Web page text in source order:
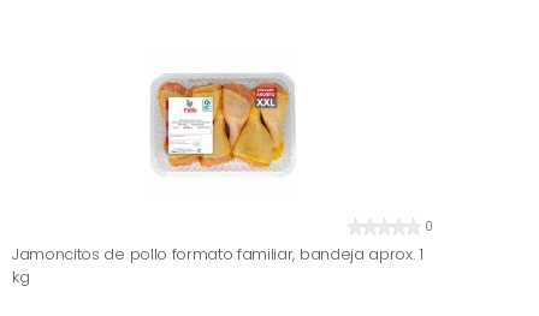
0
Jamoncitos de pollo formato familiar, bandeja aprox. 1
kg